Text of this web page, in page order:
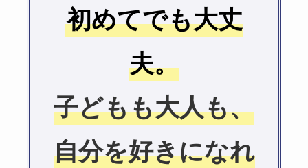
初めてでも大丈
夫。
子どもも大人も、
自分を好きになれ